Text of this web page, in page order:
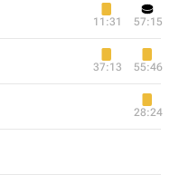
11:31 57:15
37:13 55:46
28:24